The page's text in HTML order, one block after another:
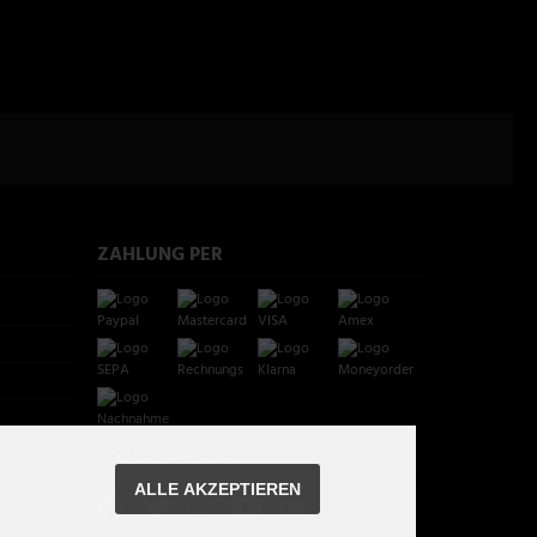
ZAHLUNG PER
SOCIAL MEDIA
ALLE AKZEPTIEREN